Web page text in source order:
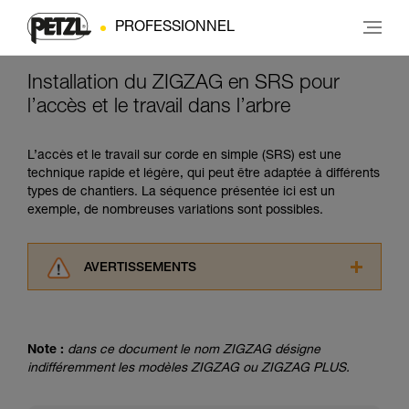
PROFESSIONNEL
Installation du ZIGZAG en SRS pour
l’accès et le travail dans l’arbre
L’accès et le travail sur corde en simple (SRS) est une
technique rapide et légère, qui peut être adaptée à différents
types de chantiers. La séquence présentée ici est un
exemple, de nombreuses variations sont possibles.
AVERTISSEMENTS
informations de la notice technique pour
pouvoir comprendre ce complément
Note : dans ce document le nom ZIGZAG désigne
indifféremment les modèles ZIGZAG ou ZIGZAG PLUS.